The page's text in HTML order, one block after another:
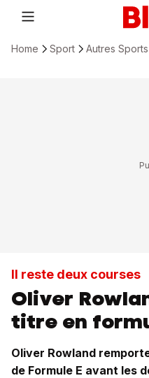
Home Sport Autres Sports
Il reste deux courses
Oliver
titre en
Oliver Rowland
de Formule E avant les